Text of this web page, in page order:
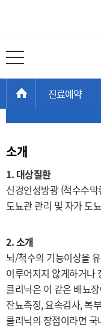
메
HOME
진료예약
배뇨재활 클리닉
소개
1. 대상질환
신경인성방광 (척수수
도뇨관 관리 및 자가 도
2. 소개
뇌/척수의 기능이상을
이루어지지 않게하거나
클리닉은 이 같은 배뇨
잔뇨측정, 요속검사, 복
클리닉의 장점이라면